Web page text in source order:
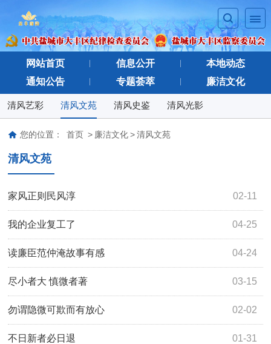
网站首页 信息公开
本地动态
通知公告
专题荟萃 廉洁文化
清风艺彩 清风文苑 清风史鉴 清风光影
您的位置： 首页 > 廉洁文化 > 清风文苑
清风文苑
02-11
家风正则民风淳
04-25
我的企业复工了
04-24
读廉臣范仲淹故事有感
03-15
尽小者大 慎微者著
02-02
勿谓隐微可欺而有放心
01-31
不日新者必日退